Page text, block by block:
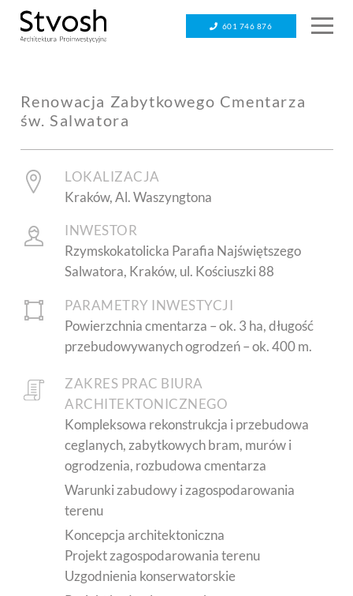
601 746 876
Renowacja Zabytkowego Cmentarza
św. Salwatora
LOKALIZACJA
Kraków, Al. Waszyngtona
INWESTOR
Rzymskokatolicka Parafia Najświętszego
Salwatora, Kraków, ul. Kościuszki 88
PARAMETRY INWESTYCJI
Powierzchnia cmentarza – ok. 3 ha, długość
przebudowywanych ogrodzeń – ok. 400 m.
ZAKRES PRAC BIURA
ARCHITEKTONICZNEGO
Kompleksowa rekonstrukcja i przebudowa
ceglanych, zabytkowych bram, murów i
ogrodzenia, rozbudowa cmentarza
Warunki zabudowy i zagospodarowania
terenu
Koncepcja architektoniczna
Projekt zagospodarowania terenu
Uzgodnienia konserwatorskie